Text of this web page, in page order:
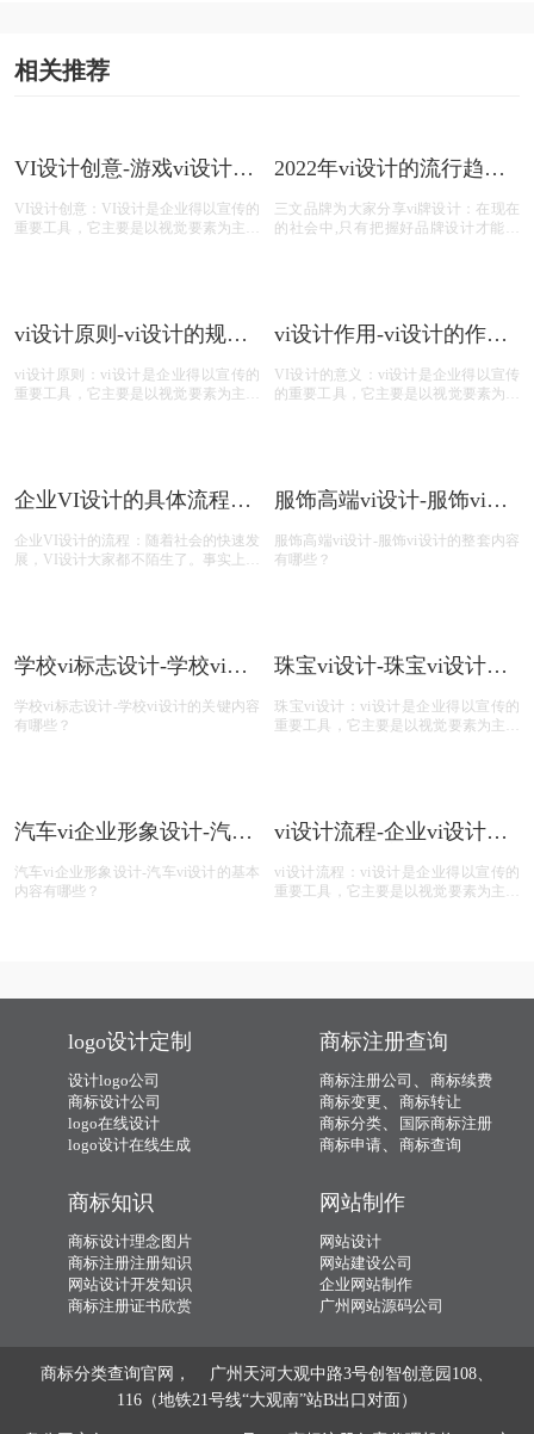
相关推荐
VI设计创意-游戏vi设计的
VI设计创意：VI设计是企业得以宣传的
重要工具，它主要是以视觉要素为主要
2022年vi设计的流行趋势
三文品牌为大家分享vi牌设计：在现在
的社会中,只有把握好品牌设计才能在
计的流行趋势是怎样的?
vi设计原则-vi设计的规则
vi设计原则：vi设计是企业得以宣传的
重要工具，它主要是以视觉要素为主要
vi设计作用-vi设计的作用
VI设计的意义：vi设计是企业得以宣传
的重要工具，它主要是以视觉要素为主
企业VI设计的具体流程有
企业VI设计的流程：随着社会的快速发
展，VI设计大家都不陌生了。事实上，
服饰高端vi设计-服饰vi设
服饰高端vi设计-服饰vi设计的整套内容
有哪些？
学校vi标志设计-学校vi设
学校vi标志设计-学校vi设计的关键内容
有哪些？
珠宝vi设计-珠宝vi设计的
珠宝vi设计：vi设计是企业得以宣传的
重要工具，它主要是以视觉要素为主要
汽车vi企业形象设计-汽车
些？
汽车vi企业形象设计-汽车vi设计的基本
内容有哪些？
vi设计流程-企业vi设计的
绍？
vi设计流程：vi设计是企业得以宣传的
重要工具，它主要是以视觉要素为主要
logo设计定制
设计logo公司
商标设计公司
logo在线设计
logo设计在线生成
商标注册查询
商标注册公司 、 商标续费
商标变更 、 商标转让
商标分类、
国际商标注册
商标申请、 商标查询
商标知识
商标设计理念图片
商标注册注册知识
网站设计开发知识
商标注册证书欣赏
网站制作
网站设计
网站建设公司
企业网站制作
广州网站源码公司
商标分类查询官网， 广州天河大观中路3号创智创意园108、
116（地铁21号线“大观南”站B出口对面）